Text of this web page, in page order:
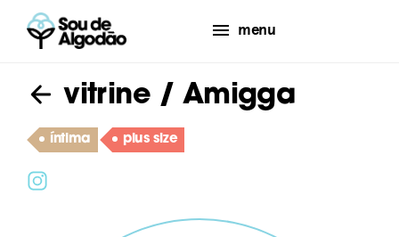
menu
vitrine/ Amigga
íntima plus size